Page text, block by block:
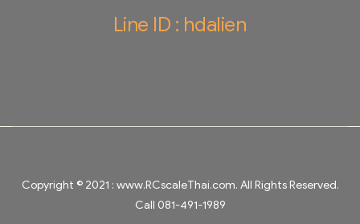
Line ID : hdalien
Copyright © 2021 : www.RCscaleThai.com. All Rights Reserved.
Call 081-491-1989